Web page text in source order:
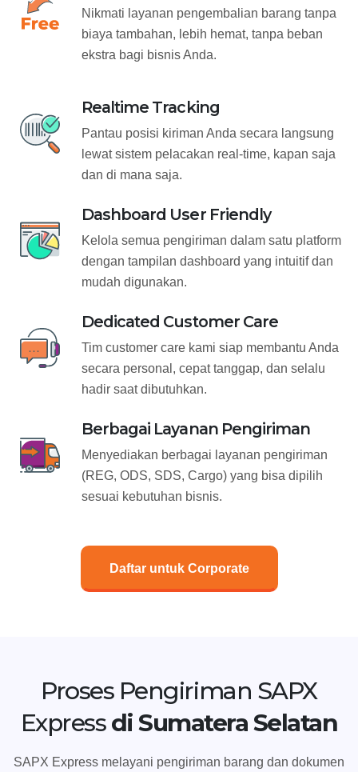
Nikmati layanan pengembalian barang tanpa
biaya tambahan, lebih hemat, tanpa beban
ekstra bagi bisnis Anda.
Realtime Tracking
Pantau posisi kiriman Anda secara langsung
lewat sistem pelacakan real-time, kapan saja
dan di mana saja.
Dashboard User Friendly
Kelola semua pengiriman dalam satu platform
dengan tampilan dashboard yang intuitif dan
mudah digunakan.
Dedicated Customer Care
Tim customer care kami siap membantu Anda
secara personal, cepat tanggap, dan selalu
hadir saat dibutuhkan.
Berbagai Layanan Pengiriman
Menyediakan berbagai layanan pengiriman
(REG, ODS, SDS, Cargo) yang bisa dipilih
sesuai kebutuhan bisnis.
Daftar untuk Corporate
Proses Pengiriman SAPX
Expressdi Sumatera Selatan
SAPX Express melayani pengiriman barang dan dokumen